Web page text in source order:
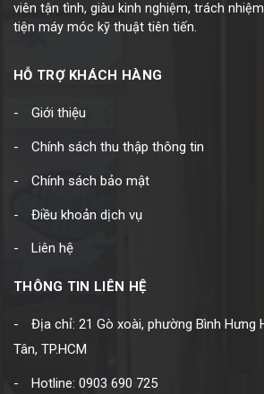
viên tận tình, giàu kinh nghiệm, trách
tiện máy móc kỹ thuật tiên tiến.
HỖ TRỢ KHÁCH HÀNG
Giới thiệu
Chính sách thu thập thông tin
Chính sách bảo mật
Điều khoản dịch vụ
Liên hệ
THÔNG TIN LIÊN HỆ
Địa chỉ: 21 Gò xoài, phường Bình Hưng
Tân, TP.HCM
Hotline: 0903 690 725